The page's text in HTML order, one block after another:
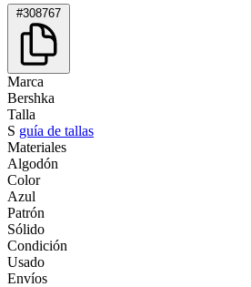
#308767
Marca
Bershka
Talla
S guía de tallas
Materiales
Algodón
Color
Azul
Patrón
Sólido
Condición
Usado
Envíos